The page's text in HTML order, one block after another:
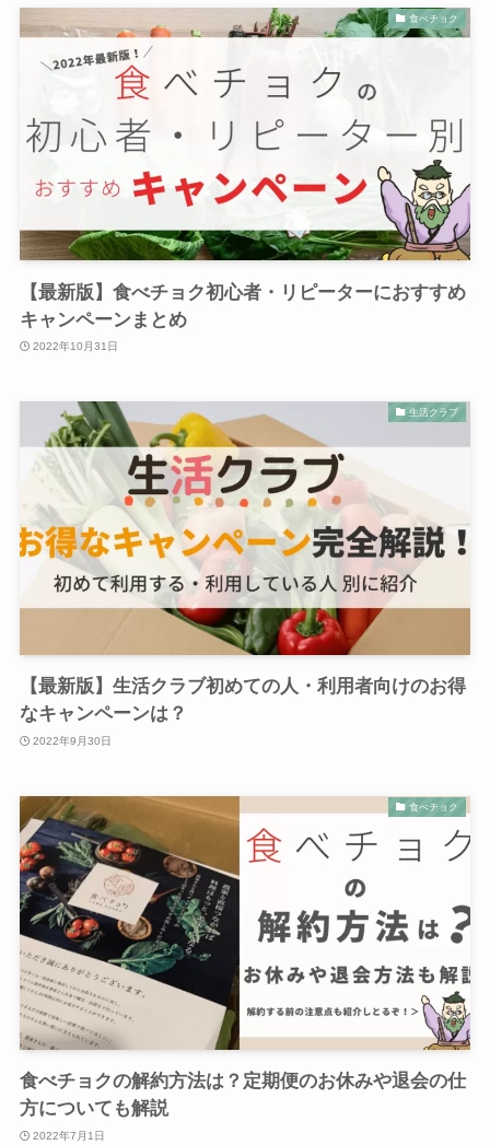
食べチョク
【最新版】食べチョク初心者・リピーターにおすすめ
キャンペーンまとめ
2022年10月31日
生活クラブ
【最新版】生活クラブ初めての人・利用者向けのお得
なキャンペーンは？
2022年9月30日
食べチョク
食べチョクの解約方法は？定期便のお休みや退会の仕
方についても解説
2022年7月1日